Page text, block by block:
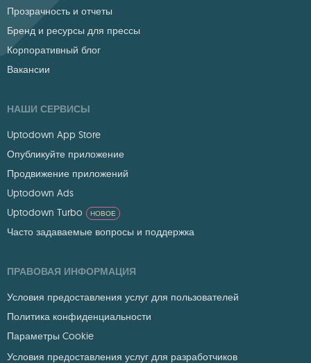
Прозрачность и отчеты
Бренд и ресурсы для прессы
Корпоративный блог
Вакансии
НАШИ СЕРВИСЫ
Uptodown App Store
Опубликуйте приложение
Продвижение приложений
Uptodown Ads
Uptodown Turbo
НОВОЕ
Часто задаваемые вопросы и поддержка
ПРАВОВАЯ ИНФОРМАЦИЯ
Условия предоставления услуг для пользователей
Политика конфиденциальности
Параметры Cookie
Условия предоставления услуг для разработчиков